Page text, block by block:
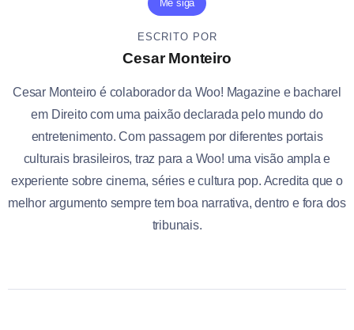
Me siga
ESCRITO POR
Cesar Monteiro
Cesar Monteiro é colaborador da Woo! Magazine e bacharel
em Direito com uma paixão declarada pelo mundo do
entretenimento. Com passagem por diferentes portais
culturais brasileiros, traz para a Woo! uma visão ampla e
experiente sobre cinema, séries e cultura pop. Acredita que o
melhor argumento sempre tem boa narrativa, dentro e fora dos
tribunais.